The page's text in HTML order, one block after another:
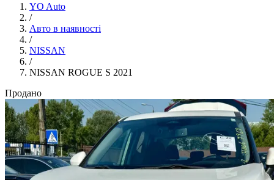
YO Auto
/
Авто в наявності
/
NISSAN
/
NISSAN ROGUE S 2021
Продано